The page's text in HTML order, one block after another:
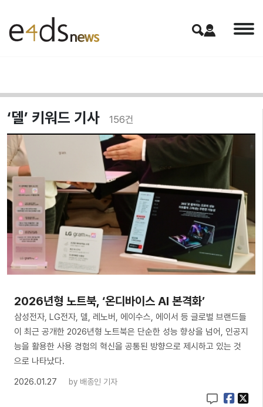
‘델’ 키워드 기사 156건
2026년형 노트북, ‘온디바이스 AI 본격화’
삼성전자, LG전자, 델, 레노버, 에이수스, 에이서 등 글로벌 브랜드들
이 최근 공개한 2026년형 노트북은 단순한 성능 향상을 넘어, 인공지
능을 활용한 사용 경험의 혁신을 공통된 방향으로 제시하고 있는 것
으로 나타났다.
2026.01.27
by 배종인 기자